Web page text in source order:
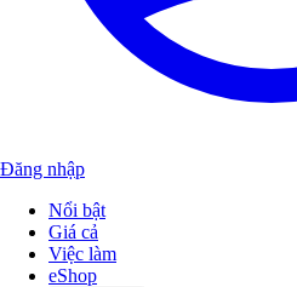
Đăng nhập
Nổi bật
Giá cả
Việc làm
eShop